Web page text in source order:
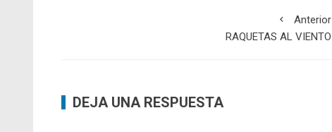
Anterior
RAQUETAS AL VIENTO
DEJA UNA RESPUESTA